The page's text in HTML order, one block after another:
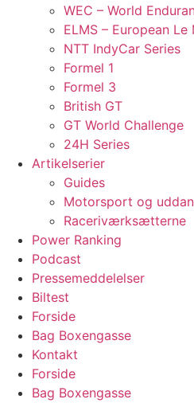
WEC – World
ELMS – European Le
NTT IndyCar Series
Formel 1
Formel 3
British GT
GT World Challenge
24H Series
Artikelserier
Guides
Motorsport og
Raceriværksætterne
Power Ranking
Podcast
Pressemeddelelser
Biltest
Forside
Bag Boxengasse
Kontakt
Forside
Bag Boxengasse